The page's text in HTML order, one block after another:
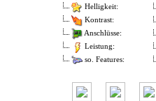
Helligkeit:
Kontrast:
Anschlüsse:
Leistung:
so. Features: